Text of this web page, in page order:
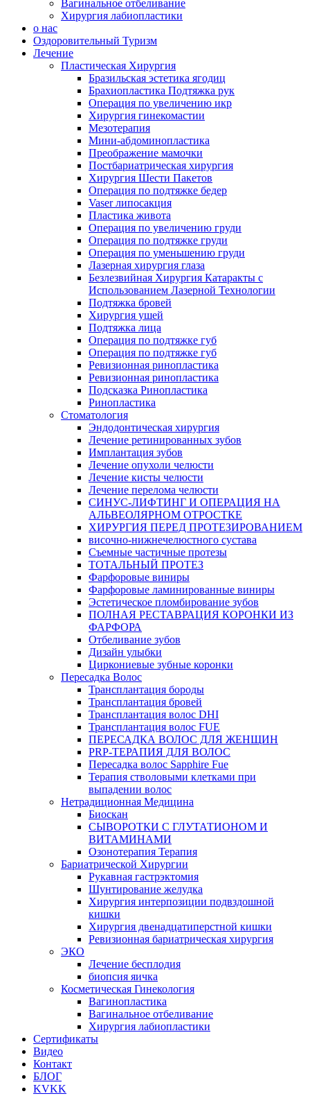
Вагинальное отбеливание
Хирургия лабиопластики
о нас
Оздоровительный Туризм
Лечение
Пластическая Хирургия
Бразильская эстетика ягодиц
Брахиопластика Подтяжка рук
Операция по увеличению икр
Хирургия гинекомастии
Мезотерапия
Мини-абдоминопластика
Преображение мамочки
Постбариатрическая хирургия
Хирургия Шести Пакетов
Операция по подтяжке бедер
Vaser липосакция
Пластика живота
Операция по увеличению груди
Операция по подтяжке груди
Операция по уменьшению груди
Лазерная хирургия глаза
Безлезвийная Хирургия Катаракты с
Использованием Лазерной Технологии
Подтяжка бровей
Хирургия ушей
Подтяжка лица
Операция по подтяжке губ
Операция по подтяжке губ
Ревизионная ринопластика
Ревизионная ринопластика
Подсказка Ринопластика
Ринопластика
Стоматология
Эндодонтическая хирургия
Лечение ретинированных зубов
Имплантация зубов
Лечение опухоли челюсти
Лечение кисты челюсти
Лечение перелома челюсти
СИНУС-ЛИФТИНГ И ОПЕРАЦИЯ НА
АЛЬВЕОЛЯРНОМ ОТРОСТКЕ
ХИРУРГИЯ ПЕРЕД ПРОТЕЗИРОВАНИЕМ
височно-нижнечелюстного сустава
Съемные частичные протезы
ТОТАЛЬНЫЙ ПРОТЕЗ
Фарфоровые виниры
Фарфоровые ламинированные виниры
Эстетическое пломбирование зубов
ПОЛНАЯ РЕСТАВРАЦИЯ КОРОНКИ ИЗ
ФАРФОРА
Отбеливание зубов
Дизайн улыбки
Циркониевые зубные коронки
Пересадка Волос
Трансплантация бороды
Трансплантация бровей
Трансплантация волос DHI
Трансплантация волос FUE
ПЕРЕСАДКА ВОЛОС ДЛЯ ЖЕНЩИН
PRP-ТЕРАПИЯ ДЛЯ ВОЛОС
Пересадка волос Sapphire Fue
Терапия стволовыми клетками при
выпадении волос
Нетрадиционная Медицина
Биоскан
СЫВОРОТКИ С ГЛУТАТИОНОМ И
ВИТАМИНАМИ
Озонотерапия Терапия
Бариатрической Хирургии
Рукавная гастрэктомия
Шунтирование желудка
Хирургия интерпозиции подвздошной
кишки
Хирургия двенадцатиперстной кишки
Ревизионная бариатрическая хирургия
ЭКО
Лечение бесплодия
биопсия яичка
Косметическая Гинекология
Вагинопластика
Вагинальное отбеливание
Хирургия лабиопластики
Сертификаты
Видео
Контакт
БЛОГ
KVKK